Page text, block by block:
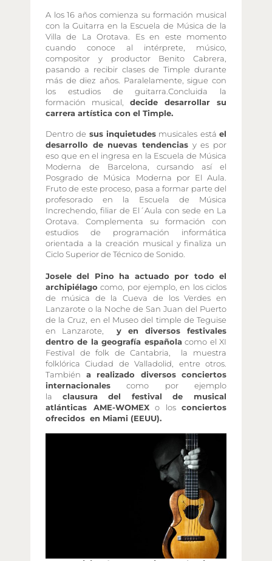
A los 16 años comienza su formación musical
con la Guitarra en la Escuela de Música de la
Villa de La Orotava. Es en este momento
cuando conoce al intérprete, músico,
compositor y productor Benito Cabrera,
pasando a recibir clases de Timple durante
más de diez años. Paralelamente, sigue con
los estudios de guitarra.Concluida la
formación musical, decide desarrollar su
carrera artística con el Timple.
Dentro de sus inquietudes musicales estáel
desarrollo de nuevas tendencias y es por
eso que en el ingresa en la Escuela de Música
Moderna de Barcelona, cursando así el
Posgrado de Música Moderna por El Aula.
Fruto de este proceso, pasa a formar parte del
profesorado en la Escuela de Música
Increchendo, filiar de El´Aula con sede en La
Orotava. Complementa su formación con
estudios de programación informática
orientada a la creación musical y finaliza un
Ciclo Superior de Técnico de Sonido.
Josele del Pino ha actuado por todo el
archipiélago como, por ejemplo, en los ciclos
de música de la Cueva de los Verdes en
Lanzarote o la Noche de San Juan del Puerto
de la Cruz, en el Museo del timple de Teguise
en Lanzarote, y en diversos festivales
dentro de la geografía española como el XI
Festival de folk de Cantabria, la muestra
folklórica Ciudad de Valladolid, entre otros.
También a realizado diversos conciertos
internacionales como por ejemplo
la clausura del festival de musical
atlánticas AME-WOMEXo los conciertos
ofrecidos en Miami (EEUU).